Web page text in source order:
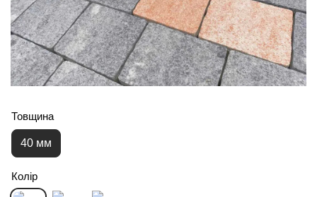
Товщина
40 мм
Колір